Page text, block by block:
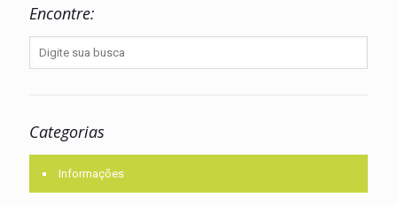
Encontre:
Categorias
Informações